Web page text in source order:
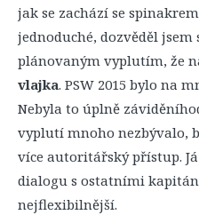
jak se zachází se
jednoduché, dozvěděl jsem
plánovaným vyplutím, že
vlajka. PSW 2015 bylo na
Nebyla to úplně
vyplutí mnoho nezbývalo,
více autoritářský přístup.
dialogu s ostatními
nejflexibilnější.